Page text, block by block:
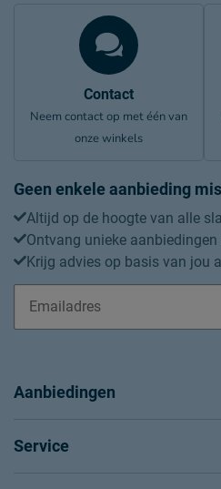
Contact
Neem contact op met één van
onze winkels
Geen enkele aanbieding
Altijd op de hoogte van alle
Ontvang unieke
Krijg advies op basis van jou
Aanbiedingen
Service